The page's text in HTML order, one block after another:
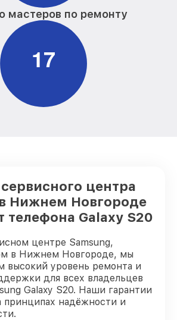
мастеров по ремонту
17
центра
Нижнем Новгороде
телефона Galaxy S20
центре Samsung,
в Нижнем Новгороде, мы
высокий уровень ремонта и
для всех владельцев
Galaxy S20. Наши гарантии
принципах надёжности и